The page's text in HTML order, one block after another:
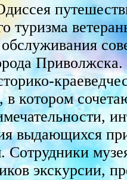
туризма
котором
выдающихся
Сотрудники
экскурсии,